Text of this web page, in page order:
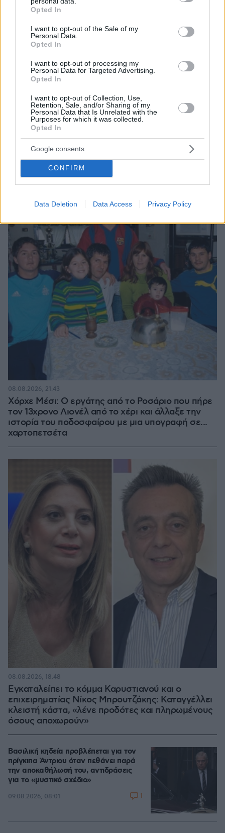
grant or deny consent to Google and its third-party tags to
use your data for below specified purposes in below Google
consent section.
Opted In
I want to opt-out of the Sale of my
Personal Data.
Opted In
I want to opt-out of processing my
Personal Data for Targeted Advertising.
Opted In
I want to opt-out of Collection, Use,
Retention, Sale, and/or Sharing of my
Personal Data that Is Unrelated with the
Purposes for which it was collected.
Opted In
Google consents
CONFIRM
Data Deletion Data Access Privacy Policy
Το σπίτι του τρόμου στο Άινταχο: Η νύχτα που
τέσσερις φοιτητές δολοφονήθηκαν μέσα σε λίγα
λεπτά
πριν μία ώρα
Χόρχε Μέσι: Ο εργάτης από το Ροσάριο που πήρε
τον 13χρονο Λιονέλ από το χέρι και άλλαξε την
ιστορία του ποδοσφαίρου με μια υπογραφή σε...
χαρτοπετσέτα
08.08.2026, 21:43
Εγκαταλείπει το κόμμα Καρυστιανού και ο
επιχειρηματίας Νίκος Μπρουτζάκης: Καταγγέλλει
κλειστή κάστα, «λένε προδότες και πληρωμένους
όσους αποχωρούν»
08.08.2026, 18:48
Βασιλική κηδεία προβλέπεται για τον
πρίγκιπα Άντριου όταν πεθάνει παρά
την αποκαθήλωσή του, αντιδράσεις
για το «μυστικό σχέδιο»
09.08.2026, 08:01 1